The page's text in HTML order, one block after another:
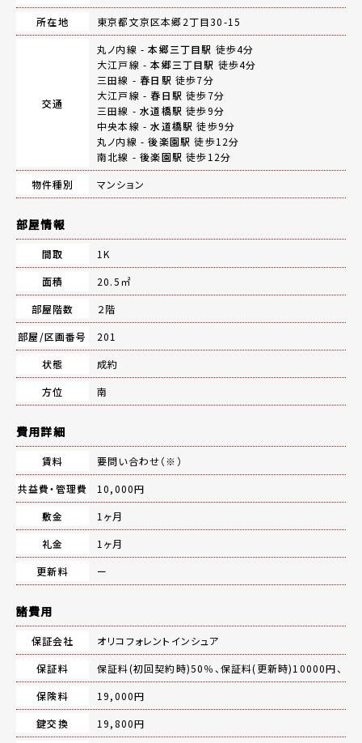
所在地
東京都文京区本郷2丁目30-15
交通
丸ノ内線 -本郷三丁目駅 徒歩4分
大江戸線 -本郷三丁目駅 徒歩4分
三田線 - 春日駅 徒歩7分
大江戸線 - 春日駅 徒歩7分
三田線 -水道橋駅 徒歩9分
中央本線 -水道橋駅 徒歩9分
丸ノ内線 -後楽園駅 徒歩12分
南北線 -後楽園駅 徒歩12分
物件種別
マンション
部屋情報
間取
1K
面積
20.5㎡
部屋階数
２階
部屋/区画番号
201
状態
成約
方位
南
費用詳細
賃料
要問い合わせ（※）
共益費・管理費
10,000円
敷金
1ヶ月
礼金
1ヶ月
更新料
ー
諸費用
保証会社
オリコフォレントインシュア
保証料
保証料(初回契約時)50％、保証料(更新時)10000円、
保険料
19,000円
鍵交換
19,800円